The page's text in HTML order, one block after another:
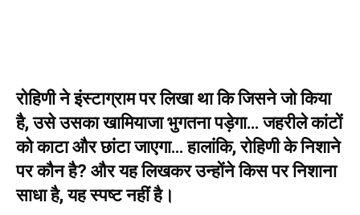
रोहिणी ने इंस्टाग्राम पर लिखा था कि जिसने जो किया
है, उसे उसका खामियाजा भुगतना पड़ेगा… जहरीले कांटों
को काटा और छांटा जाएगा… हालांकि, रोहिणी के निशाने
पर कौन है? और यह लिखकर उन्होंने किस पर निशाना
साधा है, यह स्पष्ट नहीं है।